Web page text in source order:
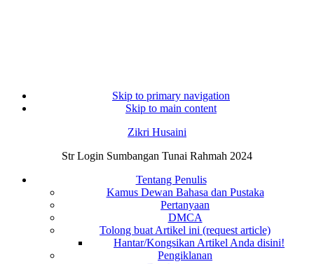
Skip to primary navigation
Skip to main content
Zikri Husaini
Str Login Sumbangan Tunai Rahmah 2024
Tentang Penulis
Kamus Dewan Bahasa dan Pustaka
Pertanyaan
DMCA
Tolong buat Artikel ini (request article)
Hantar/Kongsikan Artikel Anda disini!
Pengiklanan